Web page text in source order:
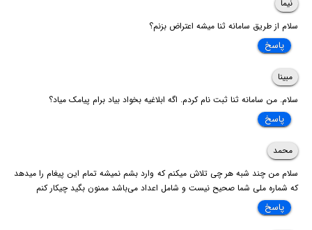
نیما
سلام از طریق سامانه ثنا میشه اعتراض بزنم؟
پاسخ
مبینا
سلام. من سامانه ثنا ثبت نام کردم. اگه ابلاغیه بخواد بیاد برام پیامک میاد؟
پاسخ
محمد
سلام من چند شبه هر چی تلاش میکنم که وارد بشم نمیشه تمام این پیغام را میدهد
که شماره ملی شما صحیح نیست و شامل اعداد می‌باشد ممنون بگید چیکار کنم
پاسخ